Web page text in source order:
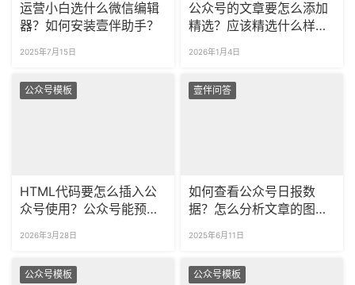
运营小白选什么微信编辑
器？如何安装壹伴助手？
2025年7月15日
公众号的文章要怎么添加
精选？应该精选什么样的
2026年1月4日
公众号模板
HTML代码要怎么插入公
众号使用？公众号能预览
2026年3月28日
壹伴问答
如何查看公众号日报数
据？怎么分析文章的图文
2025年6月11日
公众号模板 公众号模板